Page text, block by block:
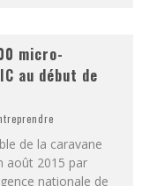
micro-
au début de
de la caravane
août 2015 par
nationale de